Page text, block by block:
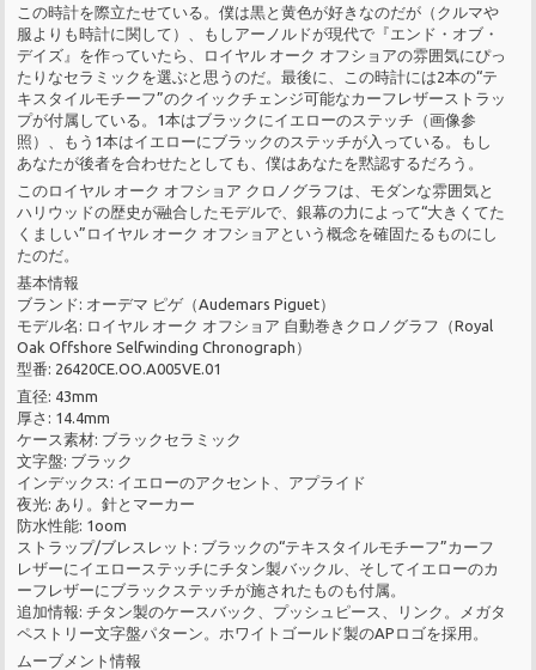
この時計を際立たせている。僕は黒と黄色が好きなのだが（クルマや
服よりも時計に関して）、もしアーノルドが現代で『エンド・オブ・
デイズ』を作っていたら、ロイヤル オーク オフショアの雰囲気にぴっ
たりなセラミックを選ぶと思うのだ。最後に、この時計には2本の“テ
キスタイルモチーフ”のクイックチェンジ可能なカーフレザーストラッ
プが付属している。1本はブラックにイエローのステッチ（画像参
照）、もう1本はイエローにブラックのステッチが入っている。もし
あなたが後者を合わせたとしても、僕はあなたを黙認するだろう。
このロイヤル オーク オフショア クロノグラフは、モダンな雰囲気と
ハリウッドの歴史が融合したモデルで、銀幕の力によって“大きくてた
くましい”ロイヤル オーク オフショアという概念を確固たるものにし
たのだ。
基本情報
ブランド: オーデマ ピゲ（Audemars Piguet）
モデル名: ロイヤル オーク オフショア 自動巻きクロノグラフ（Royal
Oak Offshore Selfwinding Chronograph）
型番: 26420CE.OO.A005VE.01
直径: 43mm
厚さ: 14.4mm
ケース素材: ブラックセラミック
文字盤: ブラック
インデックス: イエローのアクセント、アプライド
夜光: あり。針とマーカー
防水性能: 1oom
ストラップ/ブレスレット: ブラックの“テキスタイルモチーフ”カーフ
レザーにイエローステッチにチタン製バックル、そしてイエローのカ
ーフレザーにブラックステッチが施されたものも付属。
追加情報: チタン製のケースバック、プッシュピース、リンク。メガタ
ペストリー文字盤パターン。ホワイトゴールド製のAPロゴを採用。
ムーブメント情報